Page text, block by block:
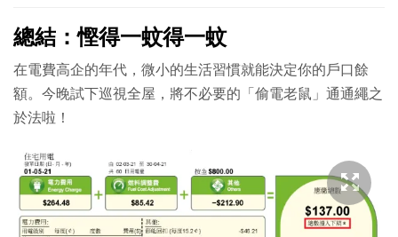
總結：慳得一蚊得一蚊
在電費高企的年代，微小的生活習慣就能決定你的戶口餘
額。今晚試下巡視全屋，將不必要的「偷電老鼠」通通繩之
於法啦！